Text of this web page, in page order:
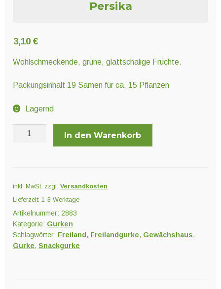
Pflanzenschutz und Biozide
Saatgut
Ernte und Verarbeitung
Gartengeräte
Persika
3,10 €
Wohlschmeckende, grüne, glattschalige Früchte.
Packungsinhalt 19 Samen für ca. 15 Pflanzen
Lagernd
Persika
In den Warenkorb
inkl. MwSt. zzgl. Versandkosten
Lieferzeit: 1-3 Werktage
Artikelnummer: 2883
Kategorie: Gurken
Schlagwörter: Freiland , Freilandgurke, Gewächshaus,
Gurke, Snackgurke